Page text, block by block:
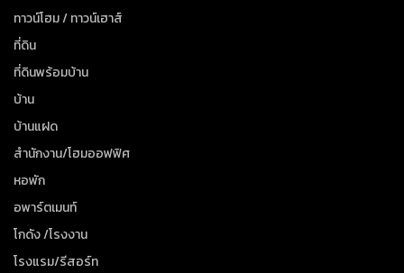
ทาวน์โฮม / ทาวน์เฮาส์
ที่ดิน
ที่ดินพร้อมบ้าน
บ้าน
บ้านแฝด
สำนักงาน/โฮมออฟฟิศ
หอพัก
อพาร์ตเมนท์
โกดัง /โรงงาน
โรงแรม/รีสอร์ท